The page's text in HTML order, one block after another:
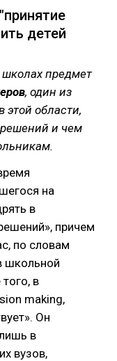
детей
предмет
, один из
области,
решений и чем
на
в
причем
по словам
школьной
в
making,
Он
в
вузов,